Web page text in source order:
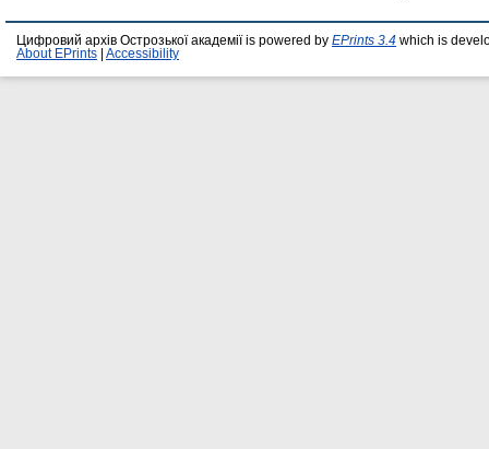
Цифровий архів Острозької академії is powered by EPrints 3.4 which is
About EPrints
Accessibility